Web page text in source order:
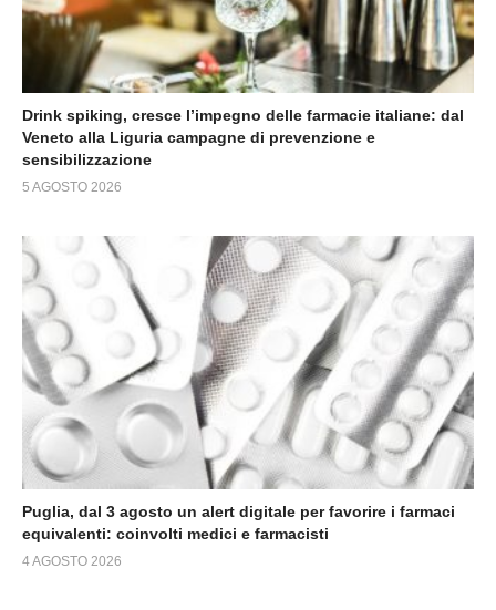
Drink spiking, cresce l’impegno delle farmacie italiane: dal
Veneto alla Liguria campagne di prevenzione e
sensibilizzazione
5 AGOSTO 2026
Puglia, dal 3 agosto un alert digitale per favorire i farmaci
equivalenti: coinvolti medici e farmacisti
4 AGOSTO 2026